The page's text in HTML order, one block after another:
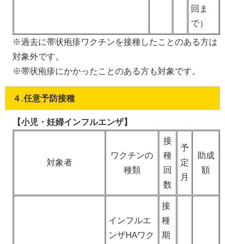
回ま
で）
※過去に帯状疱疹ワクチンを接種したことのある方は
対象外です。
※帯状疱疹にかかったことのある方も対象です。
４.任意予防接種
【小児・妊婦インフルエンザ】
対象者
ワクチンの
種類
接
種
回
数
予
定
月
助成
額
インフルエ
ンザHAワク
接
種
期